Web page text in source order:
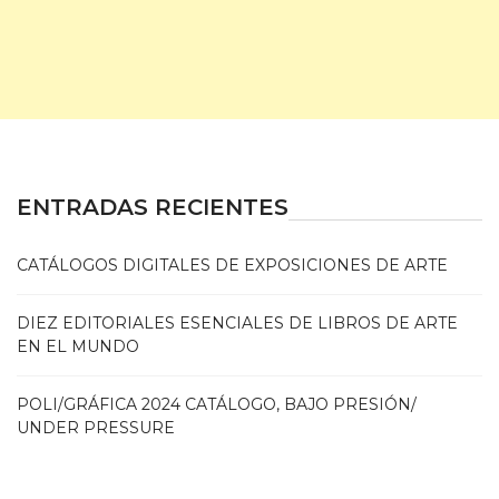
ENTRADAS RECIENTES
CATÁLOGOS DIGITALES DE EXPOSICIONES DE ARTE
DIEZ EDITORIALES ESENCIALES DE LIBROS DE ARTE
EN EL MUNDO
POLI/GRÁFICA 2024 CATÁLOGO, BAJO PRESIÓN/
UNDER PRESSURE